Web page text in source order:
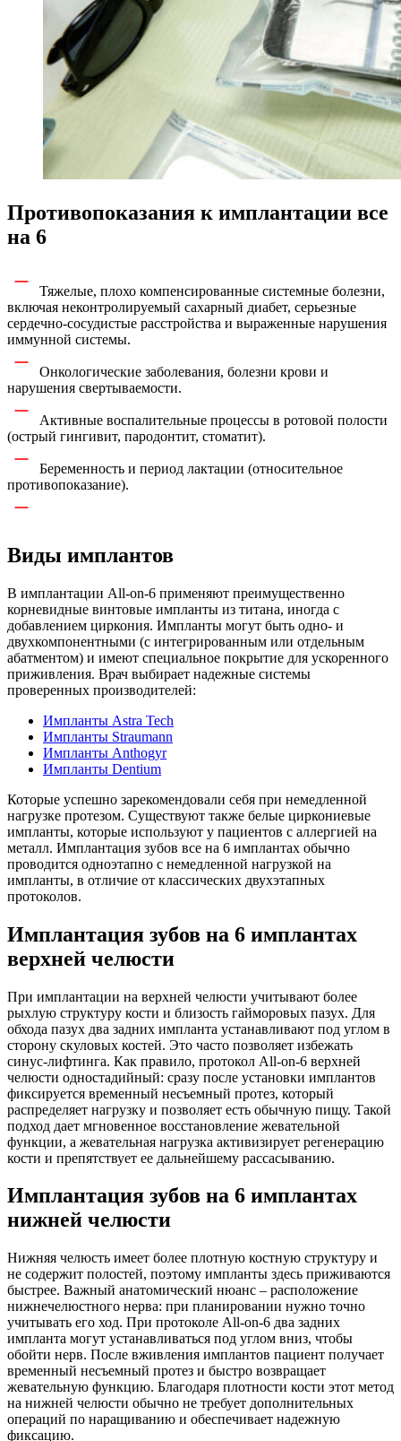
Противопоказания к имплантации все
на 6
Тяжелые, плохо компенсированные системные болезни,
включая неконтролируемый сахарный диабет, серьезные
сердечно-сосудистые расстройства и выраженные нарушения
иммунной системы.
Онкологические заболевания, болезни крови и
нарушения свертываемости.
Активные воспалительные процессы в ротовой полости
(острый гингивит, пародонтит, стоматит).
Беременность и период лактации (относительное
противопоказание).
Виды имплантов
В имплантации All-on-6 применяют преимущественно
корневидные винтовые импланты из титана, иногда с
добавлением циркония. Импланты могут быть одно- и
двухкомпонентными (с интегрированным или отдельным
абатментом) и имеют специальное покрытие для ускоренного
приживления. Врач выбирает надежные системы
проверенных производителей:
Импланты Astra Tech
Импланты Straumann
Импланты Anthogyr
Импланты Dentium
Которые успешно зарекомендовали себя при немедленной
нагрузке протезом. Существуют также белые циркониевые
импланты, которые используют у пациентов с аллергией на
металл. Имплантация зубов все на 6 имплантах обычно
проводится одноэтапно с немедленной нагрузкой на
импланты, в отличие от классических двухэтапных
протоколов.
Имплантация зубов на 6 имплантах
верхней челюсти
При имплантации на верхней челюсти учитывают более
рыхлую структуру кости и близость гайморовых пазух. Для
обхода пазух два задних импланта устанавливают под углом в
сторону скуловых костей. Это часто позволяет избежать
синус-лифтинга. Как правило, протокол All-on-6 верхней
челюсти одностадийный: сразу после установки имплантов
фиксируется временный несъемный протез, который
распределяет нагрузку и позволяет есть обычную пищу. Такой
подход дает мгновенное восстановление жевательной
функции, а жевательная нагрузка активизирует регенерацию
кости и препятствует ее дальнейшему рассасыванию.
Имплантация зубов на 6 имплантах
нижней челюсти
Нижняя челюсть имеет более плотную костную структуру и
не содержит полостей, поэтому импланты здесь приживаются
быстрее. Важный анатомический нюанс – расположение
нижнечелюстного нерва: при планировании нужно точно
учитывать его ход. При протоколе All-on-6 два задних
импланта могут устанавливаться под углом вниз, чтобы
обойти нерв. После вживления имплантов пациент получает
временный несъемный протез и быстро возвращает
жевательную функцию. Благодаря плотности кости этот метод
на нижней челюсти обычно не требует дополнительных
операций по наращиванию и обеспечивает надежную
фиксацию.